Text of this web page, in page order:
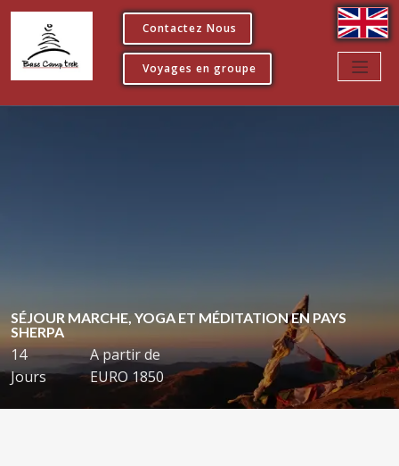
Contactez Nous
Voyages en groupe
SÉJOUR MARCHE, YOGA ET MÉDITATION EN PAYS
SHERPA
14
Jours
A partir de
EURO 1850